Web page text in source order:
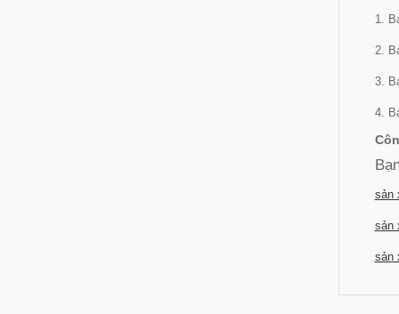
1.
2.
3.
4.
sản
sản
sản